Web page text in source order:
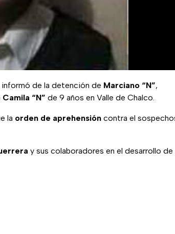
informó de la detención de Marciano “N”,
Camila “N” de 9 años en Valle de Chalco.
la orden de aprehensión contra el
y sus colaboradores en el desarrollo de